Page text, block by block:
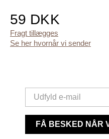
59 DKK
Fragt tillægges
Se her hvornår vi sender
FÅ BESKED NÅR